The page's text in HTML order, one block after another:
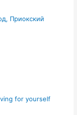
Приокский
for yourself